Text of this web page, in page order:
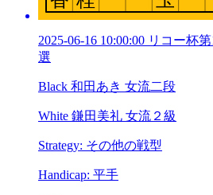
2025-06-16 10:00:00 リコー杯
選
Black 和田あき 女流二段
White 鎌田美礼 女流２級
Strategy: その他の戦型
Handicap: 平手